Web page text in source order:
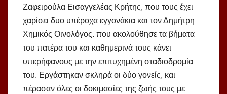
Ζαφειρούλα Εισαγγελέας Κρήτης, που τους έχει
χαρίσει δυο υπέροχα εγγονάκια και τον Δημήτρη
Χημικός Οινολόγος. που ακολούθησε τα βήματα
του πατέρα του και καθημερινά τους κάνει
υπερήφανους με την επιτυχημένη σταδιοδρομία
του. Εργάστηκαν σκληρά οι δύο γονείς, και
πέρασαν όλες οι δοκιμασίες της ζωής τους με